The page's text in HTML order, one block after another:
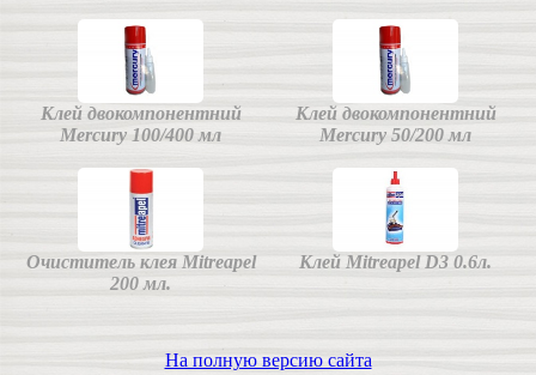
Клей двокомпонентний
Mercury 100/400 мл
Клей двокомпонентний
Mercury 50/200 мл
Очиститель клея Mitreapel
200 мл.
Клей Mitreapel D3 0.6л.
На полную версию сайта